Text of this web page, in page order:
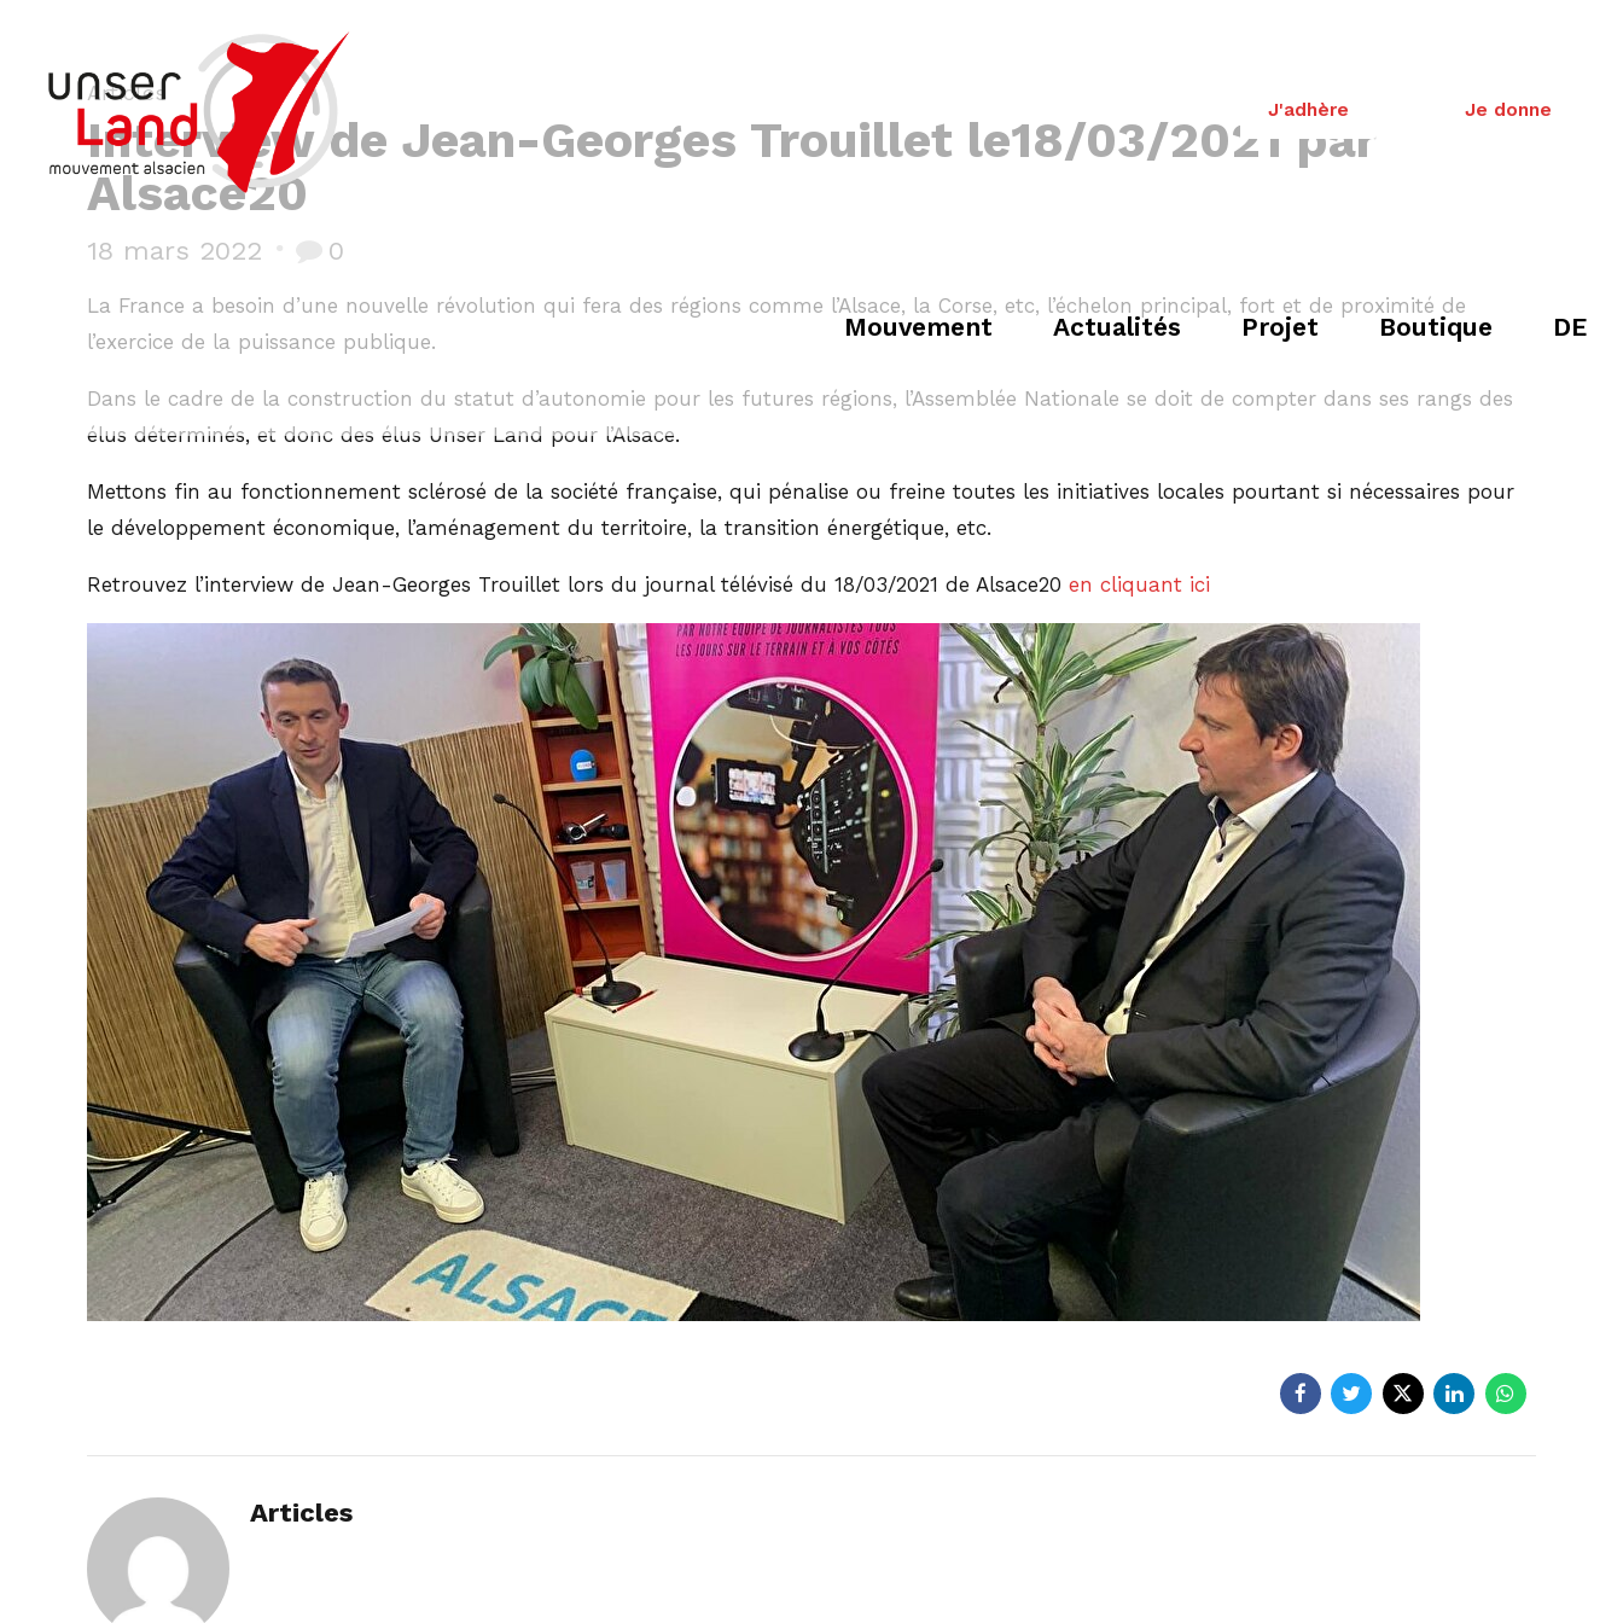
J'adhère Je donne
Mouvement Actualités Projet Boutique DE
Articles
Interview de Jean-Georges Trouillet le18/03/2021 par
Alsace20
18 mars 2022 0
La France a besoin d’une nouvelle révolution qui fera des régions comme l’Alsace, la Corse, etc, l’échelon principal, fort et de proximité de
l’exercice de la puissance publique.
Dans le cadre de la construction du statut d’autonomie pour les futures régions, l’Assemblée Nationale se doit de compter dans ses rangs des
élus déterminés, et donc des élus Unser Land pour l’Alsace.
Mettons fin au fonctionnement sclérosé de la société française, qui pénalise ou freine toutes les initiatives locales pourtant si nécessaires pour
le développement économique, l’aménagement du territoire, la transition énergétique, etc.
Retrouvez l’interview de Jean-Georges Trouillet lors du journal télévisé du 18/03/2021 de Alsace20 en cliquant ici
Articles